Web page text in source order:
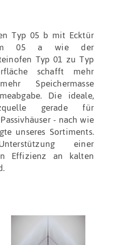
Typ 05 b mit Ecktür
05 a wie der
Typ 01 zu Typ
schafft mehr
Speichermasse
Die ideale,
gerade für
- nach wie
unseres Sortiments.
einer
Effizienz an kalten